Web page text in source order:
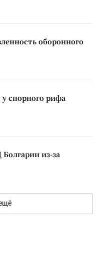
оборонного
у спорного рифа
из-за